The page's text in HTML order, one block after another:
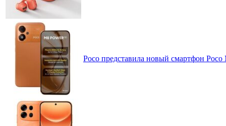
Poco представила новый смартфон